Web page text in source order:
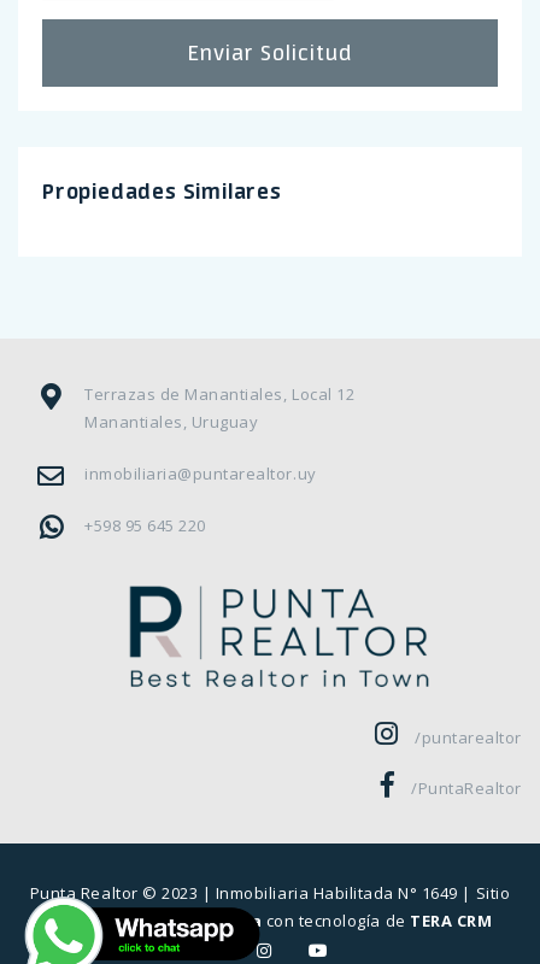
Enviar Solicitud
Propiedades Similares
Terrazas de Manantiales, Local 12
Manantiales, Uruguay
inmobiliaria@puntarealtor.uy
+598 95 645 220
/puntarealtor
/PuntaRealtor
Punta Realtor © 2023 | Inmobiliaria Habilitada N° 1649 | Sitio
desarrollado por
Sierra con tecnología de TERA CRM